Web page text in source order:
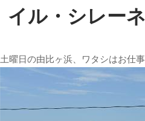
イル・シレー
土曜日の由比ヶ浜、ワタシはお仕事